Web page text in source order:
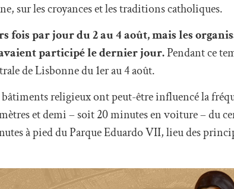
sur les croyances et les traditions catholiques.
fois par jour du 2 au 4 août, mais les
participé le dernier jour.Pendant ce
de Lisbonne du 1er au 4 août.
bâtiments religieux ont peut-être influencé la
et demi – soit 20 minutes en voiture – du
à pied du Parque Eduardo VII, lieu des